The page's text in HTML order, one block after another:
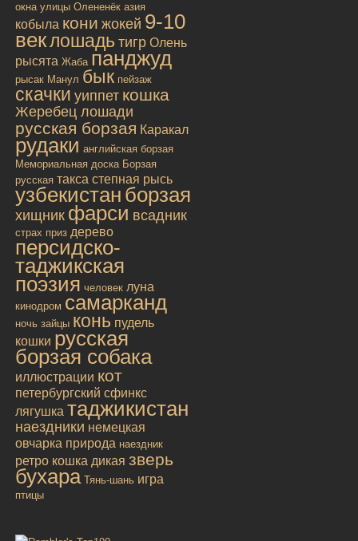
окна улицы Олененёк азия
кобыла кони жокей 9-10
веклошадь тигр Олень
рысята Жаба панджуд
рысак Манул бык пейзаж
скачки уиппет кошка
Жеребец лошади
русская борзая Каракал
рудаки английская борзая
Мемориальная доска Борзая
русская такса степная рысь
узбекистан борзая
хищник фарси всадник
страх приз дерево
персидско-
таджикская
поэзия человек луна
кинодром самарканд
ночь зайцы конь пудель
кошки русская
борзая собака
иллюстрации кот
петербургский сфинкс
лягушка таджикистан
наездники немецкая
овчарка природа наездник
ретро кошка дикая зверь
бухара Тянь-шань игра
птицы